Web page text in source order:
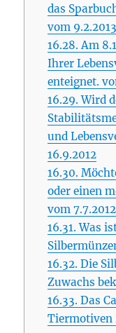
das
vom 9.2.2013
16.28. Am
Ihrer
enteignet.
16.29. Wird
und
16.9.2012
16.30.
oder einen
vom 7.7.2012
16.31. Was
16.32. Die
Zuwachs
16.33. Das
Tiermotiven